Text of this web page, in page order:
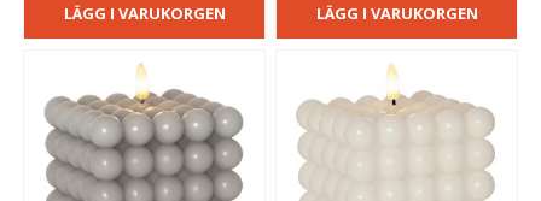
LÄGG I VARUKORGEN LÄGG I VARUKORGEN